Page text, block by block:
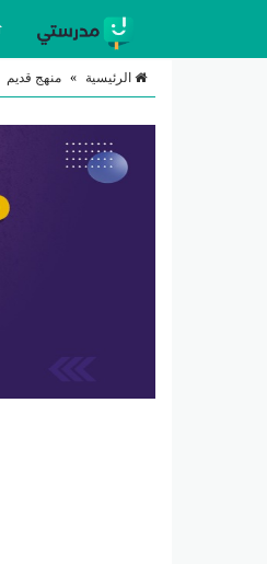
الرئيسية » منهج قديم